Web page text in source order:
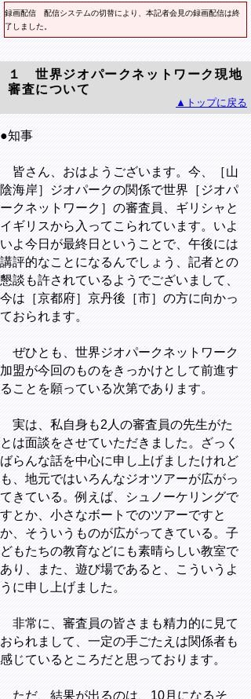
録画配信 配信システムの切替により、本記者会見の録画配信は終
了しました。
１ 世界ジオパークネットワーク現地
審査について
▲トップに戻る
●知事
皆さん、おはようございます。今、［山
陰海岸］ジオパークの関係で世界［ジオパ
ークネットワーク］の審査員、ギリシャと
イギリスから入ってこられています。いよ
いよ今日が最終日ということで、午後には
講評的なことになるんでしょう、記者との
懇談も許されているようでございまして、
今は［京都府］京丹後［市］の方に向かっ
ておられます。
ぜひとも、世界ジオパークネットワーク
加盟が今回のものをきっかけとして前進す
ることを願っている次第であります。
実は、私自身も2人の審査員の先生がた
とは面談をさせていただきました。ざっく
ばらんな話を中心に申し上げましたけれど
も、地元ではいろんなジオツアーが広がっ
てきている。例えば、シュノーケリングで
すとか、小さなボートでのツアーですと
か、そういうものが広がってきている。子
どもたちの教育などにも素晴らしい教室で
あり、また、遊び場であると、こういうよ
うに申し上げました。
非常に、審査員の皆さまも精力的に見て
おられまして、一定の手ごたえは関係者も
感じているところだと思っております。
ただ、結果が出るのは、10月になるそ